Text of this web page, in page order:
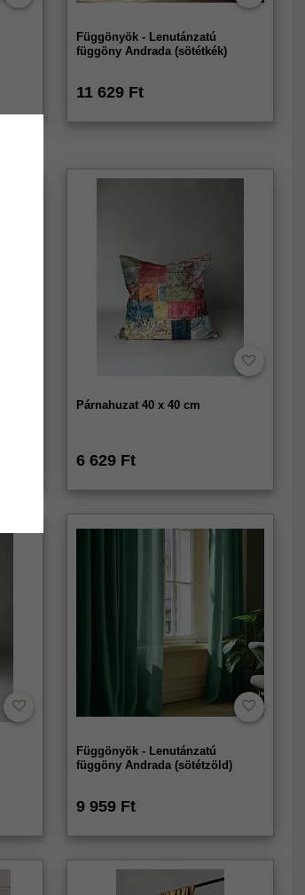
Függönyök - Lenutánzatú
függöny Andrada (sötétkék)
11 629 Ft
Párnahuzat 40 x 40 cm
6 629 Ft
Függönyök - Lenutánzatú
függöny Andrada (sötétzöld)
9 959 Ft